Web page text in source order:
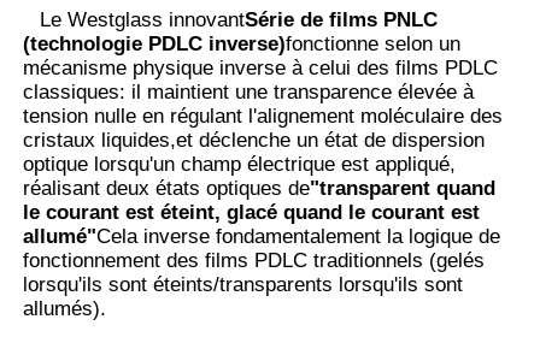
Produits
A propos de nous
Visite d'usine
Contrôle de la qualité
Contact
Le Westglass innovantSérie de films PNLC
(technologie PDLC inverse)fonctionne selon un
mécanisme physique inverse à celui des films PDLC
classiques: il maintient une transparence élevée à
tension nulle en régulant l'alignement moléculaire des
cristaux liquides,et déclenche un état de dispersion
optique lorsqu'un champ électrique est appliqué,
réalisant deux états optiques de"transparent quand
le courant est éteint, glacé quand le courant est
allumé"Cela inverse fondamentalement la logique de
fonctionnement des films PDLC traditionnels (gelés
lorsqu'ils sont éteints/transparents lorsqu'ils sont
allumés).